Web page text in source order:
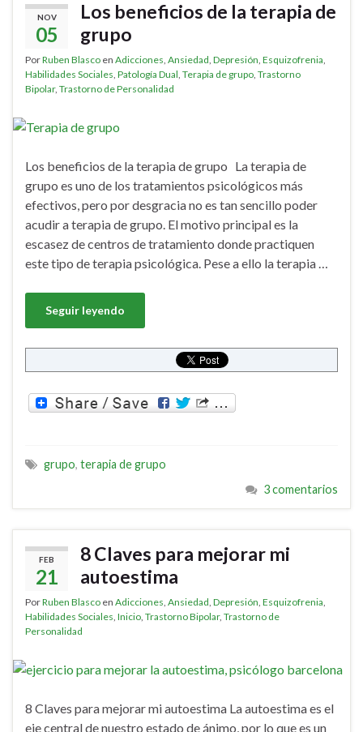
NOV
05
Los beneficios de la terapia de
grupo
PorRuben Blasco en Adicciones Ansiedad Depresión Esquizofrenia
Habilidades Sociales Patología Dual Terapia de grupo Trastorno
Bipolar, Trastorno de Personalidad
Los beneficios de la terapia de grupo La terapia de
grupo es uno de los tratamientos psicológicos más
efectivos, pero por desgracia no es tan sencillo poder
acudir a terapia de grupo. El motivo principal es la
escasez de centros de tratamiento donde practiquen
este tipo de terapia psicológica. Pese a ello la terapia …
Seguir leyendo
grupo, terapia de grupo
3 comentarios
FEB
21
8 Claves para mejorar mi
autoestima
PorRuben Blasco en Adicciones Ansiedad Depresión Esquizofrenia
Habilidades Sociales Inicio Trastorno Bipolar, Trastorno de
Personalidad
8 Claves para mejorar mi autoestima La autoestima es el
eje central de nuestro estado de ánimo, por lo que es un